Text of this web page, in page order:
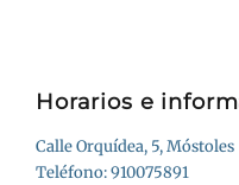
Horarios e
Calle Orquídea, 5, Móstoles
Teléfono: 910075891